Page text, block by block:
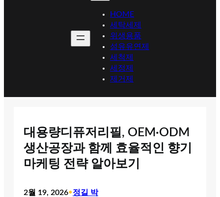
HOME
세탁세제
위생용품
섬유유연제
세척제
세정제
제거제
대용량디퓨저리필, OEM·ODM
생산공장과 함께 효율적인 향기
마케팅 전략 알아보기
2월 19, 2026•정길 박